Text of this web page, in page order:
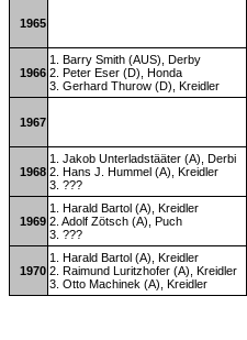
1965
1966
1. Barry Smith (AUS), Derby
2. Peter Eser (D), Honda
3. Gerhard Thurow (D), Kreidler
1967
1968
1. Jakob Unterladstääter (A), Derbi
2. Hans J. Hummel (A), Kreidler
3. ???
1969
1. Harald Bartol (A), Kreidler
2. Adolf Zötsch (A), Puch
3. ???
1970
1. Harald Bartol (A), Kreidler
2. Raimund Luritzhofer (A), Kreidler
3. Otto Machinek (A), Kreidler